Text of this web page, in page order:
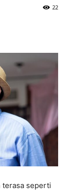
22
terasa seperti